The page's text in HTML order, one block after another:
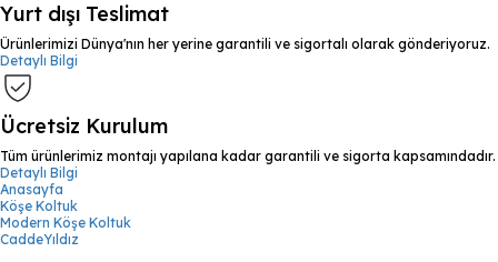
Yurt dışı Teslimat
Ürünlerimizi Dünya'nın her yerine garantili ve sigortalı olarak gönderiyoruz.
Detaylı Bilgi
Ücretsiz Kurulum
Tüm ürünlerimiz montajı yapılana kadar garantili ve sigorta kapsamındadır.
Detaylı Bilgi
Anasayfa
Köşe Koltuk
Modern Köşe Koltuk
CaddeYıldız